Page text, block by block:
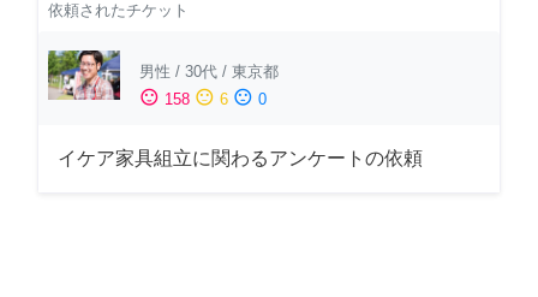
依頼されたチケット
男性 / 30代 / 東京都
sentiment_satisfied 158 sentiment_neutral 6 sentiment_dissatisfied 0
イケア家具組立に関わるアンケートの依頼